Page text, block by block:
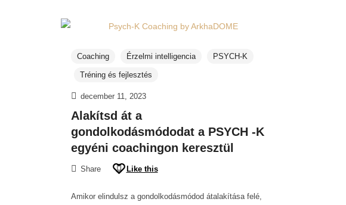
Coaching Érzelmi intelligencia PSYCH-K
Tréning és fejlesztés
december 11, 2023
Alakítsd át a
gondolkodásmódodat a PSYCH -K
egyéni coachingon keresztül​
Share Like this
Amikor elindulsz a gondolkodásmódod átalakítása felé,